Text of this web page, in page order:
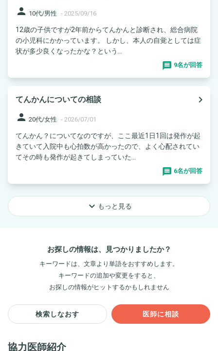
person 10代/男性 - 2025/09/16
12歳の子供ですが2年前からてんかんと診断され、総合病院
の小児科にかかっています。 しかし、本人の自覚としては症
状が多少良くなったかな？という...
9名が回答
てんかんについての相談
navigate_next
person 20代/女性 - 2026/07/01
てんかん？についてなのですが、ここ最近1日1回は発作が起
きていて入院中も心拍数が高かったので、よく心配されてい
てその時も発作が起きてしまっていた...
6名が回答
keyboard_arrow_down もっと見る
お探しの情報は、見つかりましたか？
キーワードは、文章より単語をおすすめします。
キーワードの追加や変更をすると、
お探しの情報がヒットするかもしれません
検索しなおす 医師に相談
協力医師紹介